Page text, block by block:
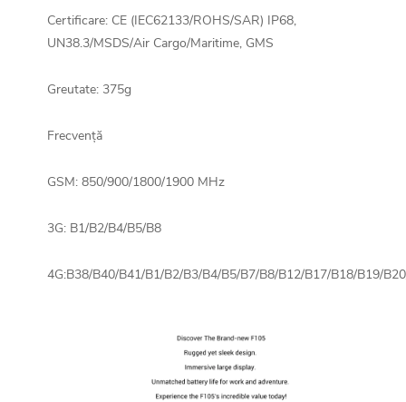
Certificare: CE (IEC62133/ROHS/SAR) IP68,
UN38.3/MSDS/Air Cargo/Maritime, GMS
Greutate: 375g
Frecvență
GSM: 850/900/1800/1900 MHz
3G: B1/B2/B4/B5/B8
4G:B38/B40/B41/B1/B2/B3/B4/B5/B7/B8/B12/B17/B18/B19/